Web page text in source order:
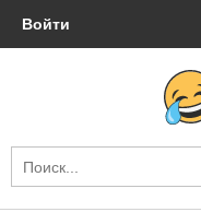
Войти